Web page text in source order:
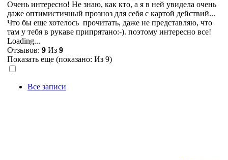
Очень интересно! Не знаю, как кто, а я в ней увидела очень
даже оптимистичный прозноз для себя с картой действий...
Что бы еще хотелось прочитать, даже не представляю, что
там у тебя в рукаве припрятано:-). поэтому интересно все!
Loading...
Отзывов: 9 Из 9
Показать еще (показано: Из 9)
Все записи